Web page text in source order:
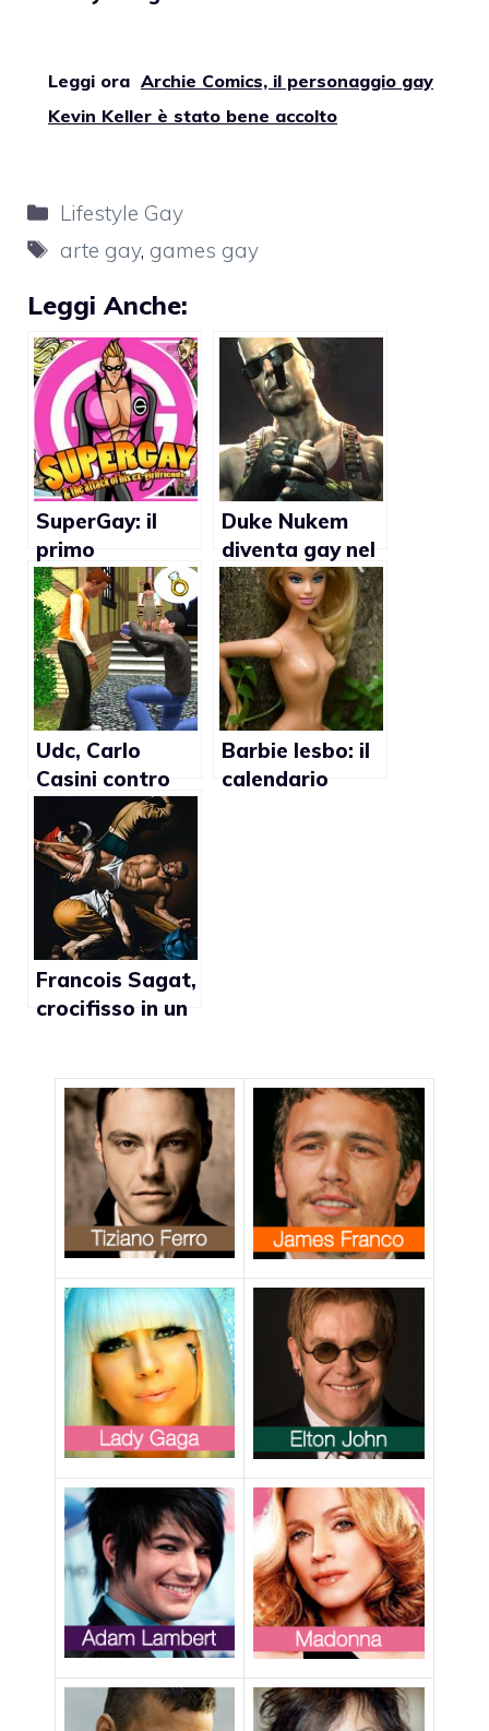
Leggi ora Archie Comics, il personaggio gay
Kevin Keller è stato bene accolto
Categorie
Lifestyle Gay
Tag
arte gay, games gay
Leggi Anche:
SuperGay: il
primo
videogioco con
protagonista
un supereroe
gay
Duke Nukem
diventa gay nel
prossimo
videogame?
Udc, Carlo
Casini contro
The Sims 3: “E’
un videogioco
gay”
Barbie lesbo: il
calendario
Francois Sagat,
crocifisso in un
Ross Watson